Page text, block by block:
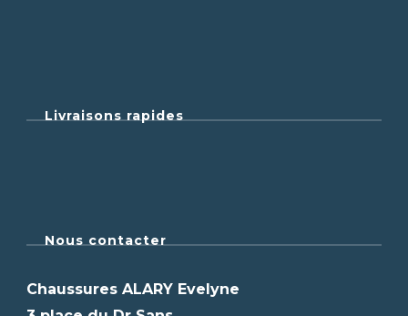
Livraisons rapides
Nous contacter
Chaussures ALARY Evelyne